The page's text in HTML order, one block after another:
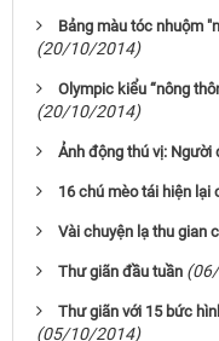
Bảng màu tóc nhuộm
(20/10/2014)
Olympic kiểu “nông
(20/10/2014)
Ảnh động thú vị: Người
16 chú mèo tái hiện lại
Vài chuyện lạ thu gian
Thư giãn đầu tuần
Thư giãn với 15 bức
(05/10/2014)